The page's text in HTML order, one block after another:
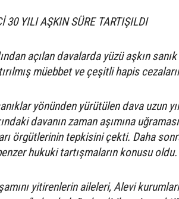
30 YILI AŞKIN SÜRE TARTIŞILDI
açılan davalarda yüzü aşkın
müebbet ve çeşitli hapis
yönünden yürütülen dava uzun
davanın zaman aşımına
örgütlerinin tepkisini çekti. Daha
hukuki tartışmaların konusu oldu.
yitirenlerin aileleri, Alevi